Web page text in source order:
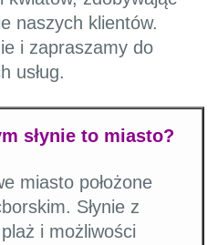
naszych klientów.
i zapraszamy do
usług.
słynie to miasto?
miasto położone
Słynie z
i możliwości